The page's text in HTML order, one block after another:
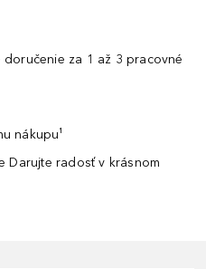
za 1 až 3 pracovné
nákupu¹
Darujte radosť v krásnom